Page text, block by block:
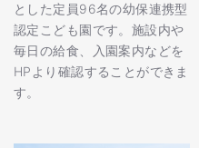
とした定員96名の幼保連携型
認定こども園です。施設内や
毎日の給食、入園案内などを
HPより確認することができま
す。